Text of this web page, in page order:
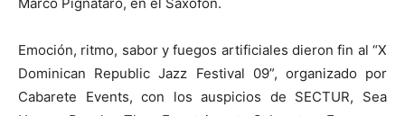
Emoción, ritmo, sabor y fuegos artificiales dieron fin al “X
Dominican Republic Jazz Festival 09”, organizado por
Cabarete Events, con los auspicios de SECTUR, Sea